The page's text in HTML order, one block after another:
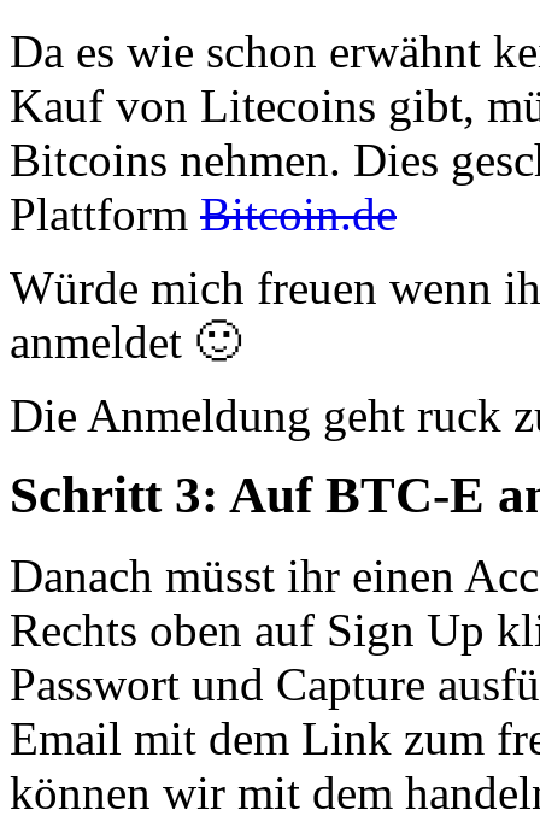
Da es wie schon erwähnt
Kauf von Litecoins gibt,
Bitcoins nehmen. Dies
Plattform Bitcoin.de
Würde mich freuen wenn
anmeldet 🙂
Die Anmeldung geht ruck
Schritt 3: Auf BTC-E
Danach müsst ihr einen
Rechts oben auf Sign Up
Passwort und Capture
Email mit dem Link zum
können wir mit dem